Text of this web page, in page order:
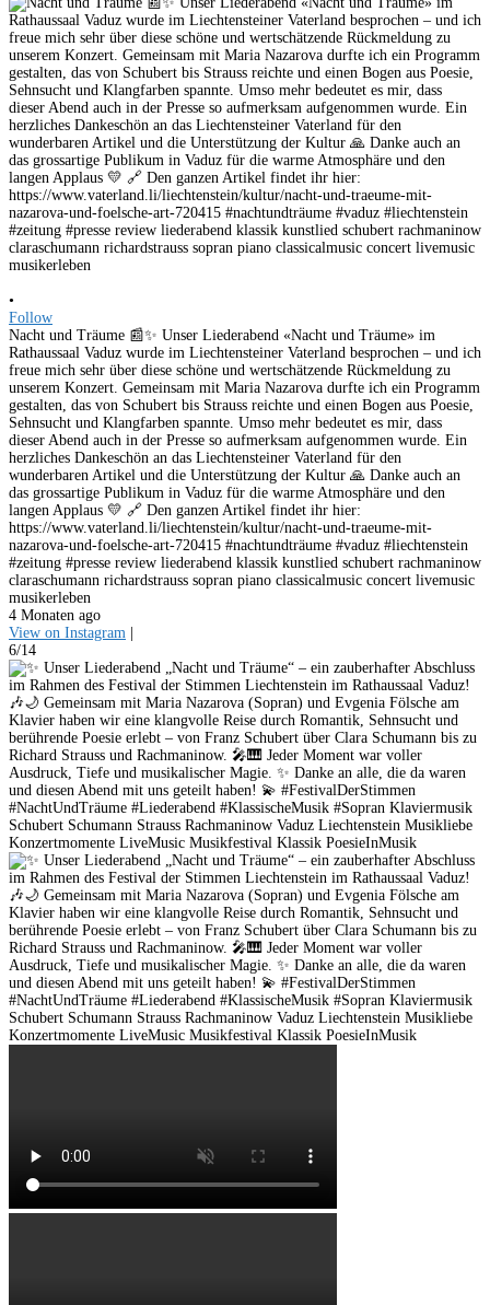
•
Follow
Nacht und Träume 📰✨ Unser Liederabend «Nacht und Träume» im
Rathaussaal Vaduz wurde im Liechtensteiner Vaterland besprochen – und ich
freue mich sehr über diese schöne und wertschätzende Rückmeldung zu
unserem Konzert. Gemeinsam mit Maria Nazarova durfte ich ein Programm
gestalten, das von Schubert bis Strauss reichte und einen Bogen aus Poesie,
Sehnsucht und Klangfarben spannte. Umso mehr bedeutet es mir, dass
dieser Abend auch in der Presse so aufmerksam aufgenommen wurde. Ein
herzliches Dankeschön an das Liechtensteiner Vaterland für den
wunderbaren Artikel und die Unterstützung der Kultur 🙏 Danke auch an
das grossartige Publikum in Vaduz für die warme Atmosphäre und den
langen Applaus 💛 🔗 Den ganzen Artikel findet ihr hier:
https://www.vaterland.li/liechtenstein/kultur/nacht-und-traeume-mit-
nazarova-und-foelsche-art-720415 #nachtundträume #vaduz #liechtenstein
#zeitung #presse review liederabend klassik kunstlied schubert rachmaninow
claraschumann richardstrauss sopran piano classicalmusic concert livemusic
musikerleben
4 Monaten ago
View on Instagram |
6/14